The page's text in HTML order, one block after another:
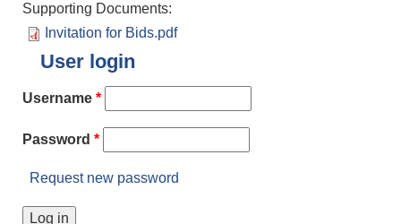
Supporting Documents:
Invitation for Bids.pdf
User login
Username *
Password *
Request new password